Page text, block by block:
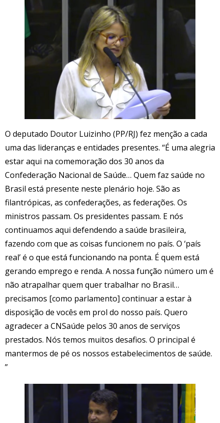
O deputado Doutor Luizinho (PP/RJ) fez menção a cada
uma das lideranças e entidades presentes. “É uma alegria
estar aqui na comemoração dos 30 anos da
Confederação Nacional de Saúde… Quem faz saúde no
Brasil está presente neste plenário hoje. São as
filantrópicas, as confederações, as federações. Os
ministros passam. Os presidentes passam. E nós
continuamos aqui defendendo a saúde brasileira,
fazendo com que as coisas funcionem no país. O ‘país
real’ é o que está funcionando na ponta. É quem está
gerando emprego e renda. A nossa função número um é
não atrapalhar quem quer trabalhar no Brasil…
precisamos [como parlamento] continuar a estar à
disposição de vocês em prol do nosso país. Quero
agradecer a CNSaúde pelos 30 anos de serviços
prestados. Nós temos muitos desafios. O principal é
mantermos de pé os nossos estabelecimentos de saúde.
”